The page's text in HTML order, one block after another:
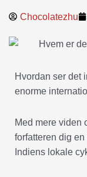
Chocolatezhu
Hvordan ser det
enorme
Med mere viden
forfatteren dig
Indiens lokale